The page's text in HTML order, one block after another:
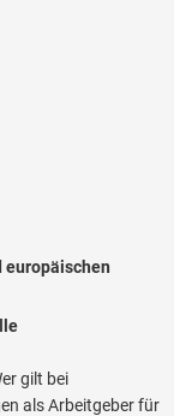
europäischen
gilt bei
als Arbeitgeber für